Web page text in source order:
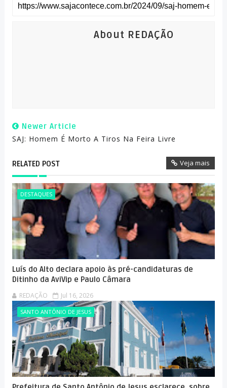
About REDAÇÃO
Newer Article
SAJ: Homem É Morto A Tiros Na Feira Livre
RELATED POST Veja mais
DESTAQUES
Luís do Alto declara apoio às pré-candidaturas de
Ditinho da AviVip e Paulo Câmara
REDAÇÃO Jul 16, 2026
SANTO ANTÔNIO DE JESUS